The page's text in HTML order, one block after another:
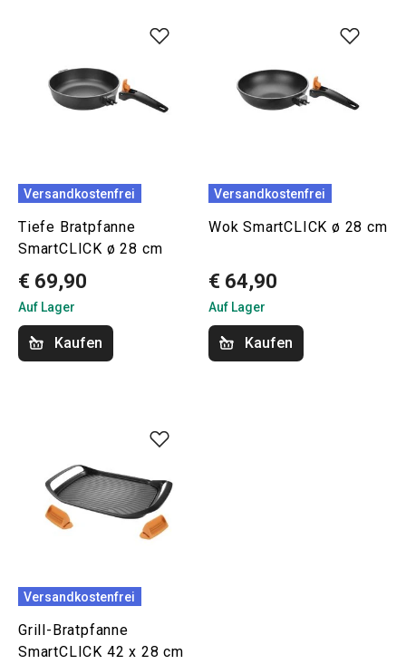
Versandkostenfrei
Tiefe Bratpfanne
SmartCLICK ø 28 cm
€ 69,90
Auf Lager
Kaufen
Versandkostenfrei
Wok SmartCLICK ø 28 cm
€ 64,90
Auf Lager
Kaufen
Versandkostenfrei
Grill-Bratpfanne
SmartCLICK 42 x 28 cm